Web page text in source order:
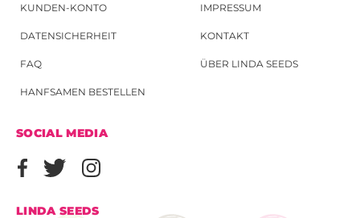
KUNDEN-KONTO
DATENSICHERHEIT
FAQ
HANFSAMEN BESTELLEN
IMPRESSUM
KONTAKT
ÜBER LINDA SEEDS
SOCIAL MEDIA
LINDA SEEDS